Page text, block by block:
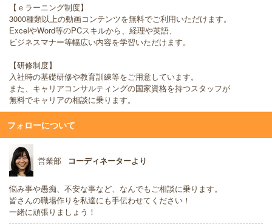
【ｅラーニング制度】
3000種類以上の動画コンテンツを無料でご利用いただけます。
ExcelやWord等のPCスキルから、経理や英語、
ビジネスマナー等幅広い内容を学習いただけます。
【研修制度】
入社時の基礎研修や教育訓練等をご用意しています。
また、キャリアコンサルティングの国家資格を持つスタッフが
無料でキャリアの相談に乗ります。
フォローについて
営業部 コーディネーターより
悩み事や愚痴、不安な事など、なんでもご相談に乗ります。
皆さんの職場作りを私達にも手伝わせてください！
一緒に頑張りましょう！